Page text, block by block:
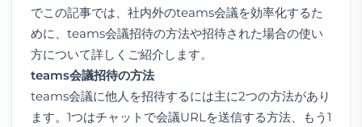
でこの記事では、社内外のteams会議を効率化するた
めに、teams会議招待の方法や招待された場合の使い
方について詳しくご紹介します。
teams会議招待の方法
teams会議に他人を招待するには主に2つの方法があり
ます。1つはチャットで会議URLを送信する方法、もう1